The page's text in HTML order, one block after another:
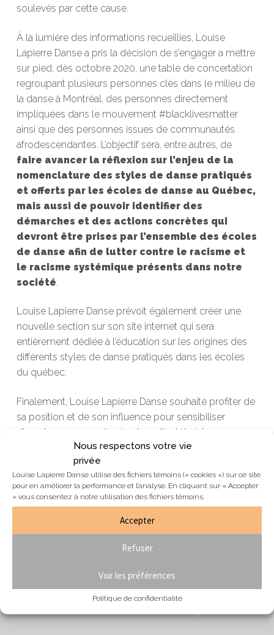
Nous respectons votre vie
privée
Louise Lapierre Danse utilise des fichiers témoins (« cookies ») sur ce site
pour en améliorer la performance et l’analyse. En cliquant sur « Accepter
» vous consentez à notre utilisation des fichiers témoins.
Accepter
Refuser
Voir les préférences
Politique de confidentialité
soulevés par cette cause.
À la lumière des informations recueillies, Louise
Lapierre Danse a pris la décision de s’engager a mettre
sur pied, dès octobre 2020, une table de concertation
regroupant plusieurs personnes clés dans le milieu de
la danse à Montréal, des personnes directement
impliquées dans le mouvement #blacklivesmatter
ainsi que des personnes issues de communautés
afrodescendantes. L’objectif sera, entre autres, de
faire avancer la réflexion sur l’enjeu de la
nomenclature des styles de danse pratiqués
et offerts par les écoles de danse au Québec,
mais aussi de pouvoir identifier des
démarches et des actions concrètes qui
devront être prises par l’ensemble des écoles
de danse afin de lutter contre le racisme et
le racisme systémique présents dans notre
société
Louise Lapierre Danse prévoit également créer une
nouvelle section sur son site internet qui sera
entièrement dédiée à l’éducation sur les origines des
différents styles de danse pratiqués dans les écoles
du québec.
Finalement, Louise Lapierre Danse souhaite profiter de
sa position et de son influence pour sensibiliser
d’avantage ses employés et sa clientèle à la
problématique des inégaliés raciales et de
l’appropriation culturelle existant dans le milieu de la
danse.
Plus de détails sur ces initiatives seront
communiquées en temps et lieux.
l'article
ESSAIS GRATUITS